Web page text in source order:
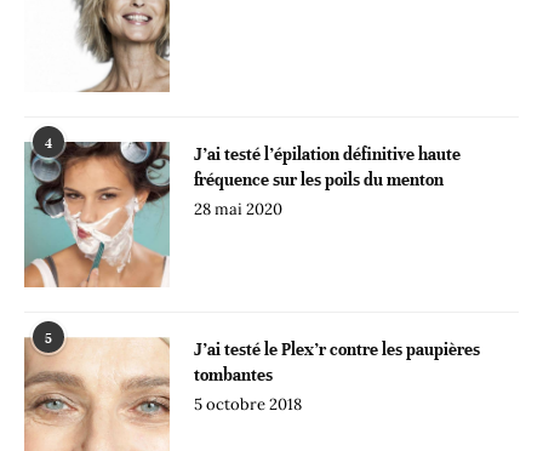
4
J’ai testé l’épilation définitive haute
fréquence sur les poils du menton
28 mai 2020
5
J’ai testé le Plex’r contre les paupières
tombantes
5 octobre 2018